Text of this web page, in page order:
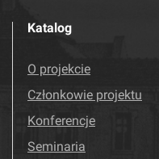
Katalog
O projekcie
Członkowie projektu
Konferencje
Seminaria